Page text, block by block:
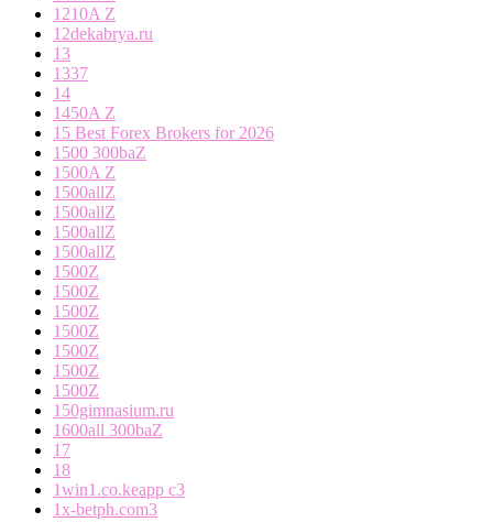
1210A Z
12dekabrya.ru
13
1337
14
1450A Z
15 Best Forex Brokers for 2026
1500 300baZ
1500A Z
1500allZ
1500allZ
1500allZ
1500allZ
1500Z
1500Z
1500Z
1500Z
1500Z
1500Z
1500Z
150gimnasium.ru
1600all 300baZ
17
18
1win1.co.keapp c3
1x-betph.com3